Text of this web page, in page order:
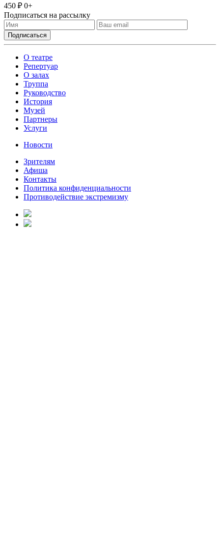
450 ₽ 0+
Подписаться на рассылку
О театре
Репертуар
О залах
Труппа
Руководство
История
Музей
Партнеры
Услуги
Новости
Зрителям
Афиша
Контакты
Политика конфиденциальности
Противодействие экстремизму